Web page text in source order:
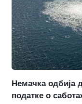
Немачка одбија
податке о